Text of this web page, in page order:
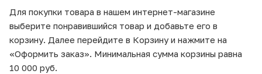
Для покупки товара в нашем интернет-магазине
выберите понравившийся товар и добавьте его в
корзину. Далее перейдите в Корзину и нажмите на
«Оформить заказ». Минимальная сумма корзины равна
10 000 руб.